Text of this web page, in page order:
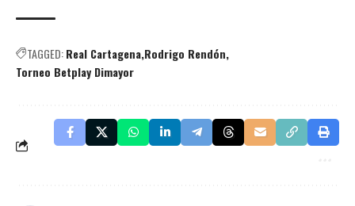
TAGGED:Real Cartagena Rodrigo Rendón
Torneo Betplay Dimayor